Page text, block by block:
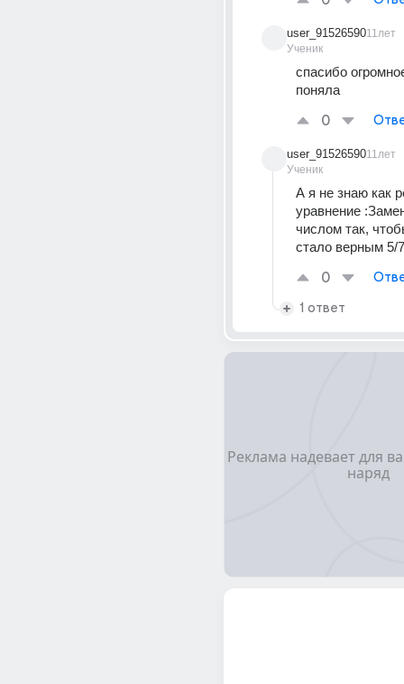
user_91526590
Ученик
11лет
спасибо
поняла
0
user_91526590
Ученик
11лет
А я не знаю как
уравнение
числом так,
стало верным 5/
0
1 ответ